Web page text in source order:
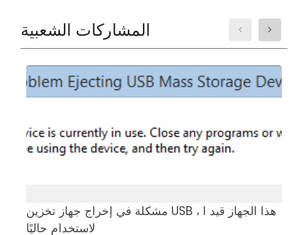
المشاركات الشعبية
مشكلة في إخراج جهاز تخزين USB ، هذا الجهاز قيد ا
لاستخدام حاليًا